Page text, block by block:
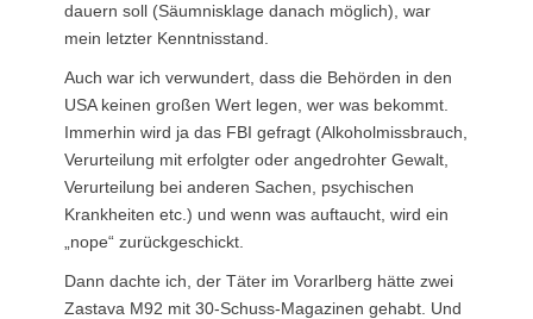
dauern soll (Säumnisklage danach möglich), war
mein letzter Kenntnisstand.
Auch war ich verwundert, dass die Behörden in den
USA keinen großen Wert legen, wer was bekommt.
Immerhin wird ja das FBI gefragt (Alkoholmissbrauch,
Verurteilung mit erfolgter oder angedrohter Gewalt,
Verurteilung bei anderen Sachen, psychischen
Krankheiten etc.) und wenn was auftaucht, wird ein
„nope“ zurückgeschickt.
Dann dachte ich, der Täter im Vorarlberg hätte zwei
Zastava M92 mit 30-Schuss-Magazinen gehabt. Und